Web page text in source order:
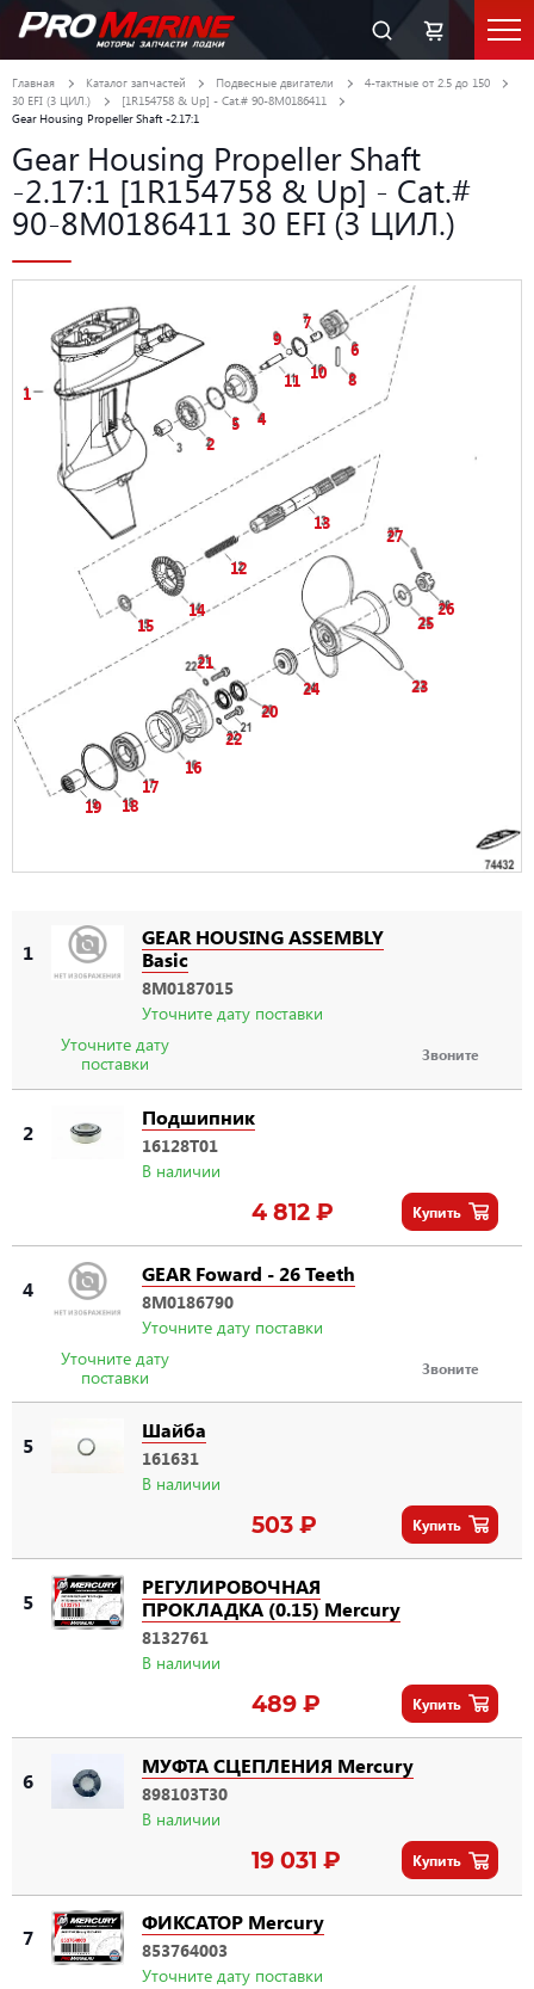
Главная Каталог запчастей Подвесные двигатели
4-тактные от 2.5 до 150
30 EFI (3 ЦИЛ.)
[1R154758 & Up] - Cat.# 90-8M0186411
Gear Housing Propeller Shaft -2.17:1
Gear Housing Propeller Shaft
-2.17:1 [1R154758 & Up] - Cat.#
90-8M0186411 30 EFI (3 ЦИЛ.)
1
2
4
5
6
7
8
9
10
11
12
13
14
15
16
17
18
19
20
21
22
23
24
25
26
27
1
GEAR HOUSING ASSEMBLY
Basic
8M0187015
Уточните дату поставки
Уточните дату
поставки
Звоните
2
Подшипник
16128T01
В наличии
4 812 ₽ Купить
4
GEAR Foward - 26 Teeth
8M0186790
Уточните дату поставки
Уточните дату
поставки
Звоните
5
Шайба
161631
В наличии
503 ₽ Купить
5
РЕГУЛИРОВОЧНАЯ
ПРОКЛАДКА (0.15) Mercury
8132761
В наличии
489 ₽ Купить
6
МУФТА СЦЕПЛЕНИЯ Mercury
898103T30
В наличии
19 031 ₽ Купить
7
ФИКСАТОР Mercury
853764003
Уточните дату поставки